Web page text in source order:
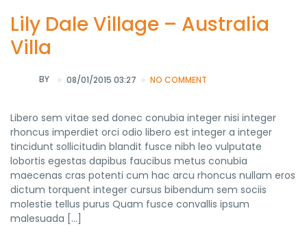
Lily Dale Village – Australia
Villa
BY 08/01/2015 03:27 NO COMMENT
Libero sem vitae sed donec conubia integer nisi integer
rhoncus imperdiet orci odio libero est integer a integer
tincidunt sollicitudin blandit fusce nibh leo vulputate
lobortis egestas dapibus faucibus metus conubia
maecenas cras potenti cum hac arcu rhoncus nullam eros
dictum torquent integer cursus bibendum sem sociis
molestie tellus purus Quam fusce convallis ipsum
malesuada […]